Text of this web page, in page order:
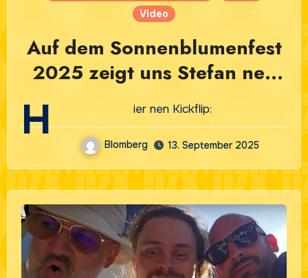
Video
Auf dem Sonnenblumenfest
2025 zeigt uns Stefan nen
fetten Kickflip
H ier nen Kickflip:
Blomberg 13. September 2025